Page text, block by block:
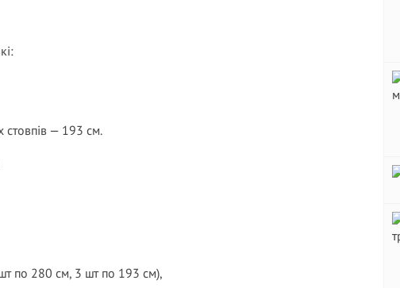
стовпів — 193 см.
по 280 см, 3 шт по 193 см),